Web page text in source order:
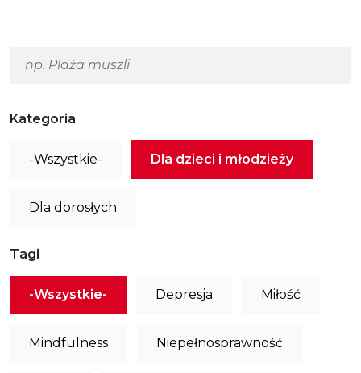
Kategoria
-Wszystkie- Dla dzieci i młodzieży
Dla dorosłych
Tagi
-Wszystkie- Depresja Miłość
Mindfulness Niepełnosprawność